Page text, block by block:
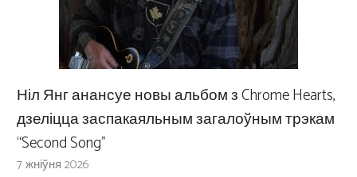
Ніл Янг анансуе новы альбом з Chrome Hearts,
дзеліцца заспакаяльным загалоўным трэкам
“Second Song”
7 жніўня 2026